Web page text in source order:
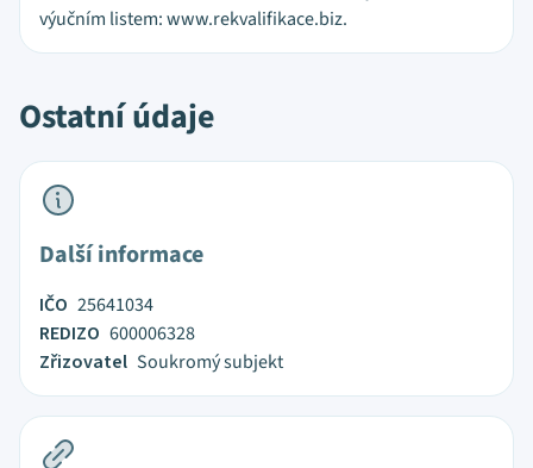
výučním listem: www.rekvalifikace.biz.
Ostatní údaje
Další informace
IČO 25641034
REDIZO 600006328
Zřizovatel Soukromý subjekt